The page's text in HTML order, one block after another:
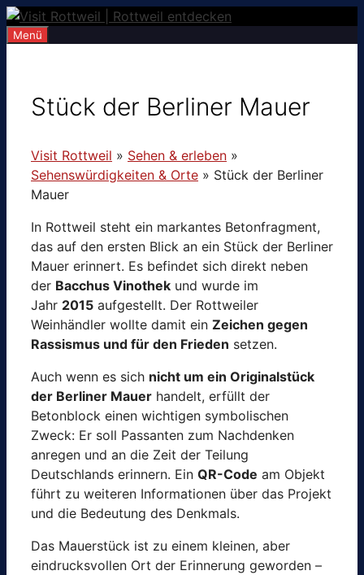
Zum
Inhalt
Menü
Stück der Berliner Mauer
Visit Rottweil » Sehen & erleben »
Sehenswürdigkeiten & Orte » Stück der Berliner
Mauer
In Rottweil steht ein markantes Betonfragment,
das auf den ersten Blick an ein Stück der Berliner
Mauer erinnert. Es befindet sich direkt neben
der Bacchus Vinothek und wurde im
Jahr 2015 aufgestellt. Der Rottweiler
Weinhändler wollte damit ein Zeichen gegen
Rassismus und für den Frieden setzen.
Auch wenn es sich nicht um ein Originalstück
der Berliner Mauer handelt, erfüllt der
Betonblock einen wichtigen symbolischen
Zweck: Er soll Passanten zum Nachdenken
anregen und an die Zeit der Teilung
Deutschlands erinnern. Ein QR-Code am Objekt
führt zu weiteren Informationen über das Projekt
und die Bedeutung des Denkmals.
Das Mauerstück ist zu einem kleinen, aber
eindrucksvollen Ort der Erinnerung geworden –